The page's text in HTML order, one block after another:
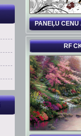
PANEĻU
RF